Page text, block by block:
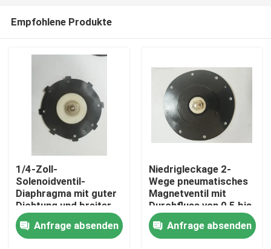
Empfohlene Produkte
1/4-Zoll-
Solenoidventil-
Diaphragma mit guter
Dichtung und breiter
Verbindung
Größenbereich 1/4-
Zoll bis 2-Zoll für
Anfrage absenden
Niedrigleckage 2-
Wege pneumatisches
Magnetventil mit
Durchfluss von 0,5 bis
5 Lmin im
pneumatischen
System
Anfrage absenden